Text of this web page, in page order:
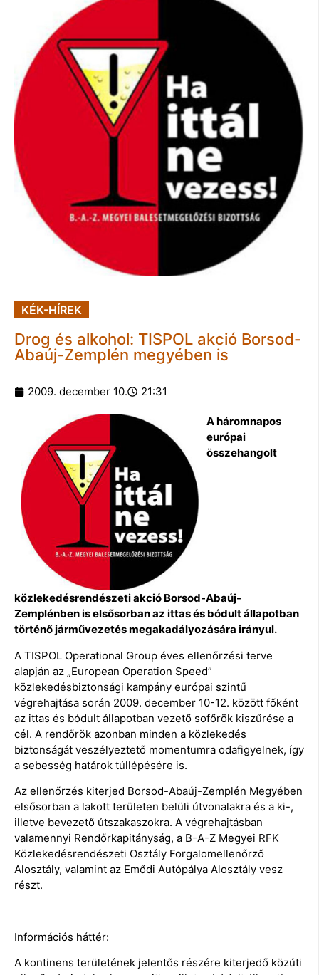
KÉK-HÍREK
Drog és alkohol: TISPOL akció Borsod-
Abaúj-Zemplén megyében is
2009. december 10. 21:31
A háromnapos
európai
összehangolt
közlekedésrendészeti akció Borsod-Abaúj-
Zemplénben is elsősorban az ittas és bódult állapotban
történő járművezetés megakadályozására irányul.
A TISPOL Operational Group éves ellenőrzési terve
alapján az „European Operation Speed”
közlekedésbiztonsági kampány európai szintű
végrehajtása során 2009. december 10-12. között főként
az ittas és bódult állapotban vezető sofőrök kiszűrése a
cél. A rendőrök azonban minden a közlekedés
biztonságát veszélyeztető momentumra odafigyelnek, így
a sebesség határok túllépésére is.
Az ellenőrzés kiterjed Borsod-Abaúj-Zemplén Megyében
elsősorban a lakott területen belüli útvonalakra és a ki-,
illetve bevezető útszakaszokra. A végrehajtásban
valamennyi Rendőrkapitányság, a B-A-Z Megyei RFK
Közlekedésrendészeti Osztály Forgalomellenőrző
Alosztály, valamint az Emődi Autópálya Alosztály vesz
részt.
Információs háttér:
A kontinens területének jelentős részére kiterjedő közúti